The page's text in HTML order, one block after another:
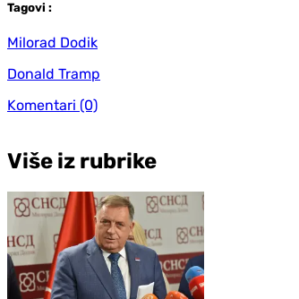
Tagovi :
Milorad Dodik
Donald Tramp
Komentari (0)
Više iz rubrike